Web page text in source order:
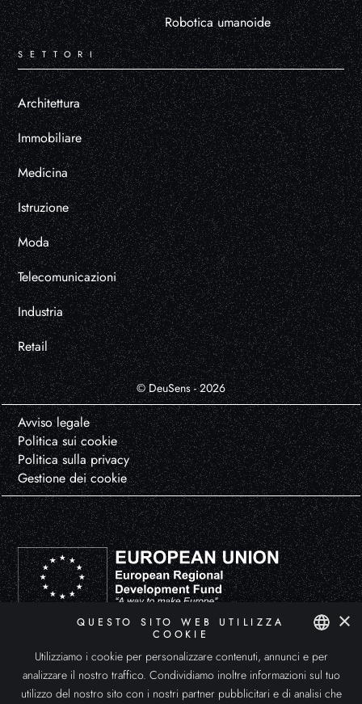
Robotica umanoide
SETTORI
Architettura
Immobiliare
Medicina
Istruzione
Moda
Telecomunicazioni
Industria
Retail
© DeuSens - 2026
Avviso legale
Politica sui cookie
Politica sulla privacy
Gestione dei cookie
DEUSENS HYPERXPERIENCE, S.L. ha partecipato al Programma di Avvio all'Esportazione ICEX-Next, con il sostegno
dell'ICEX e il cofinanziamento dei Fondi europei FEDER. Lo scopo di questo sostegno è lo sviluppo internazionale
SPANISH
ENGLISH
×
QUESTO SITO WEB UTILIZZA
COOKIE
Utilizziamo i cookie per personalizzare contenuti, annunci e per
analizzare il nostro traffico. Condividiamo inoltre informazioni sul tuo
utilizzo del nostro sito con i nostri partner pubblicitari e di analisi che